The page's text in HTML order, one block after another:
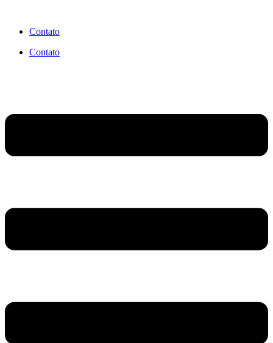
Contato
Contato